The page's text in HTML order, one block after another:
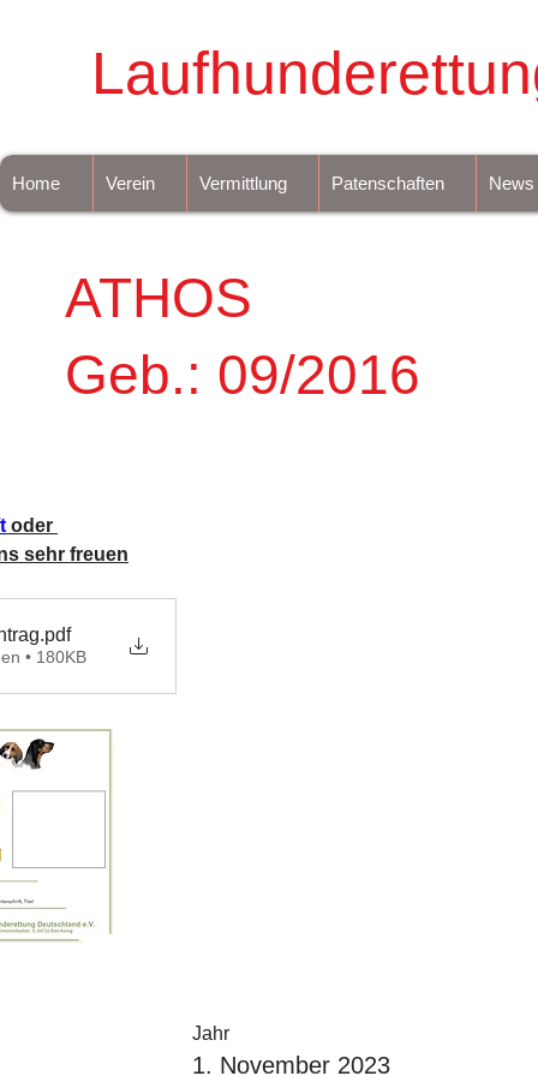
Home Verein Vermittlung Patenschaften News
ATHOS
Geb.: 09/2016
oder
sehr freuen
.pdf
• 180KB
Jahr
1. November 2023